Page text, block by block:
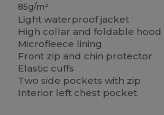
85g/m²
Light waterproof jacket
High collar and foldable hood
Microfleece lining
Front zip and chin protector
Elastic cuffs
Two side pockets with zip
Interior left chest pocket.